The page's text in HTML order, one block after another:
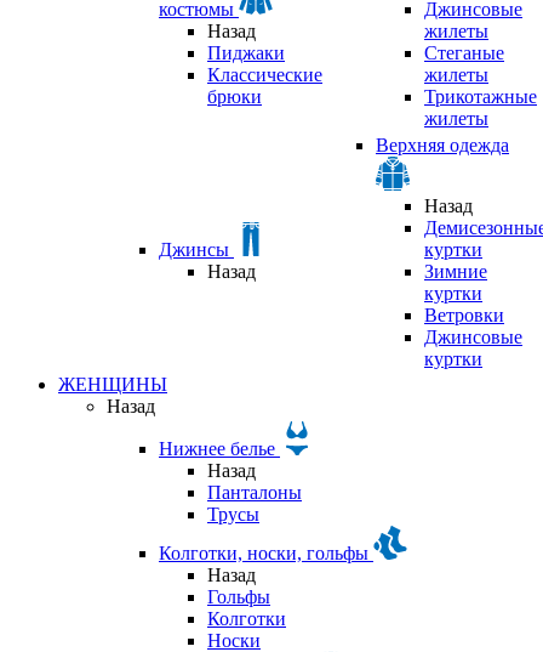
костюмы
Назад
Пиджаки
Классические
брюки
Джинсовые
жилеты
Стеганые
жилеты
Трикотажные
жилеты
Джинсы
Назад
Верхняя одежда
Назад
куртки
Зимние
куртки
Ветровки
Джинсовые
куртки
ЖЕНЩИНЫ
Назад
Нижнее белье
Назад
Панталоны
Трусы
Колготки, носки, гольфы
Назад
Гольфы
Колготки
Носки